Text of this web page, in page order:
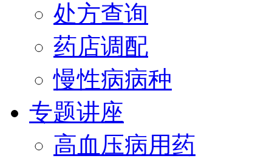
处方查询
药店调配
慢性病病种
专题讲座
高血压病用药